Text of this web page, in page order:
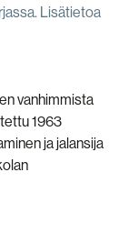
Lisätietoa
vanhimmista
1963
ja jalansija